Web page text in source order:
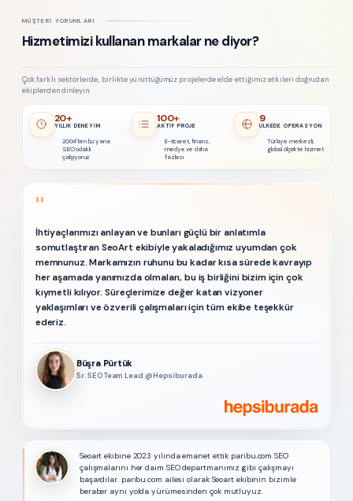
MÜŞTERI YORUMLARI
Hizmetimizi kullanan markalar ne diyor?
Çok farklı sektörlerde, birlikte yürüttüğümüz projelerde elde ettiğimiz etkileri doğrudan
ekiplerden dinleyin.
20+
YILLIK DENEYIM
2004'ten bu yana
SEO odaklı
çalışıyoruz
100+
AKTIF PROJE
E-ticaret, finans,
medya ve daha
fazlası
9
ÜLKEDE OPERASYON
Türkiye merkezli,
global ölçekte hizmet
"
İhtiyaçlarımızı anlayan ve bunları güçlü bir anlatımla
somutlaştıran SeoArt ekibiyle yakaladığımız uyumdan çok
memnunuz. Markamızın ruhunu bu kadar kısa sürede kavrayıp
her aşamada yanımızda olmaları, bu iş birliğini bizim için çok
kıymetli kılıyor. Süreçlerimize değer katan vizyoner
yaklaşımları ve özverili çalışmaları için tüm ekibe teşekkür
ederiz.
Büşra Pürtük
Sr. SEO Team Lead @Hepsiburada
Seoart ekibine 2023 yılında emanet ettik paribu.com SEO
çalışmalarını her daim SEO departmanımız gibi çalışmayı
başardılar. paribu.com ailesi olarak Seoart ekibinin bizimle
beraber aynı yolda yürümesinden çok mutluyuz.